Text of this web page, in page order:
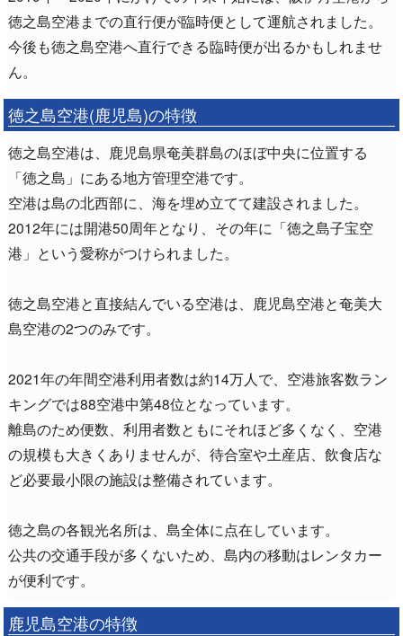
徳之島空港までの直行便が臨時便として運航されました。
今後も徳之島空港へ直行できる臨時便が出るかもしれませ
ん。
徳之島空港(鹿児島)の特徴
徳之島空港は、鹿児島県奄美群島のほぼ中央に位置する
「徳之島」にある地方管理空港です。
空港は島の北西部に、海を埋め立てて建設されました。
2012年には開港50周年となり、その年に「徳之島子宝空
港」という愛称がつけられました。
徳之島空港と直接結んでいる空港は、鹿児島空港と奄美大
島空港の2つのみです。
2021年の年間空港利用者数は約14万人で、空港旅客数ラン
キングでは88空港中第48位となっています。
離島のため便数、利用者数ともにそれほど多くなく、空港
の規模も大きくありませんが、待合室や土産店、飲食店な
ど必要最小限の施設は整備されています。
徳之島の各観光名所は、島全体に点在しています。
公共の交通手段が多くないため、島内の移動はレンタカー
が便利です。
鹿児島空港の特徴